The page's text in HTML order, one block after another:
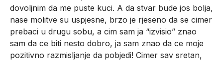
dovoljnim da me puste kuci. A da stvar bude jos bolja,
nase molitve su uspjesne, brzo je rjeseno da se cimer
prebaci u drugu sobu, a cim sam ja “izvisio” znao
sam da ce biti nesto dobro, ja sam znao da ce moje
pozitivno razmisljanje da pobjedi! Cimer sav sretan,